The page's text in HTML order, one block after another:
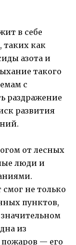
в себе
таких как
азота и
такого
с
раздражение
развития
от лесных
люди и
смог не только
пунктов,
из
пожаров — его